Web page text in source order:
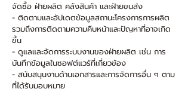
จัดซื้อ ฝ่ายผลิต คลังสินค้า และฝ่ายขนส่ง
- ติดตามและอัปเดตข้อมูลสถานะโครงการการผลิต
รวมถึงการติดตามความคืบหน้าและปัญหาที่อาจเกิด
ขึ้น
- ดูแลและจัดการระบบงานของฝ่ายผลิต เช่น การ
บันทึกข้อมูลในซอฟต์แวร์ที่เกี่ยวข้อง
- สนับสนุนงานด้านเอกสารและการจัดการอื่น ๆ ตาม
ที่ได้รับมอบหมาย